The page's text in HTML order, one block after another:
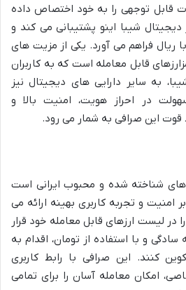
قابل توجهی را به خود اختصاص داده
شیبا اینو پشتیبانی می کند و
ریال فراهم می آورد. یکی از مزیت های
قابل معامله است که به کاربران
به سایر دارایی های دیجیتال نیز
در احراز هویت، امنیت بالا و
قوت این صرافی به شمار می رود.
های شناخته شده و محبوب ایرانی است
امنیت و تجربه کاربری بهینه ارائه می
در لیست ارزهای قابل معامله خود قرار
سادگی و با استفاده از تومان، اقدام به
کنند. این صرافی با رابط کاربری
امکان معامله آسان را برای تمامی